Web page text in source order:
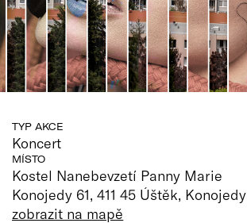
TYP AKCE
Koncert
MÍSTO
Kostel Nanebevzetí Panny Marie
Konojedy 61, 411 45 Úštěk, Konojedy
zobrazit na mapě